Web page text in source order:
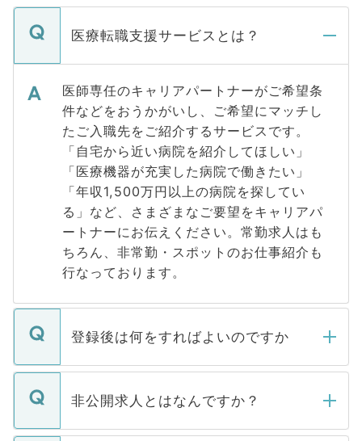
医療転職支援サービスとは？
医師専任のキャリアパートナーがご希望条
件などをおうかがいし、ご希望にマッチし
たご入職先をご紹介するサービスです。
「自宅から近い病院を紹介してほしい」
「医療機器が充実した病院で働きたい」
「年収1,500万円以上の病院を探してい
る」など、さまざまなご要望をキャリアパ
ートナーにお伝えください。常勤求人はも
ちろん、非常勤・スポットのお仕事紹介も
行なっております。
登録後は何をすればよいのですか
ご登録いただきましたら、弊社担当者がご
登録内容を確認し、その後メールもしくは
ます。通常、5営業日以内にはご連絡をせて
非公開求人とはなんですか？